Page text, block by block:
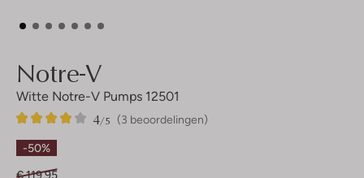
Notre-V
Witte Notre-V Pumps 12501
(3 beoordelingen)
4/5
3
4
Sterren
-50%
€ 119,95